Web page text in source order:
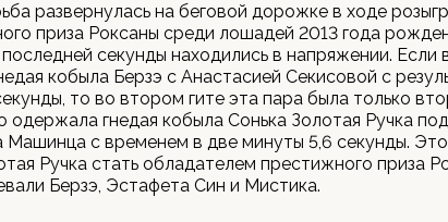
развернулась на беговой дорожке в ходе
приза Роксаны среди лошадей 2013 года
секунды находились в напряжении. Если
кобыла Берзэ с Анастасией Секисовой с
то во втором гите эта пара была только
одержала гнедая кобыла Сонька Золотая Ручка
Машинца с временем в две минуты 5,6 секунды.
Ручка стать обладателем престижного приза
Берзэ, Эстафета Син и Мистика.